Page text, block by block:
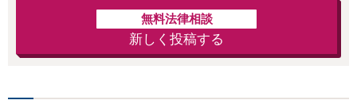
無料法律相談
新しく投稿する